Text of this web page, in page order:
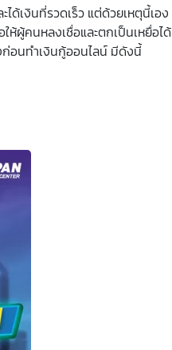
เงินที่รวดเร็ว แต่ด้วยเหตุนี้เอง
ห้ผู้คนหลงเชื่อและตกเป็นเหยื่อได้
ก่อนทำเงินกู้ออนไลน์ มีดังนี้